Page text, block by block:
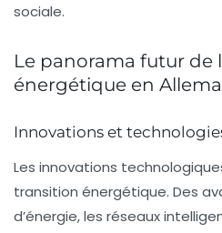
sociale.
Le panorama futur de
énergétique en
Innovations et
Les innovations
transition énergétique. Des
d’énergie, les réseaux